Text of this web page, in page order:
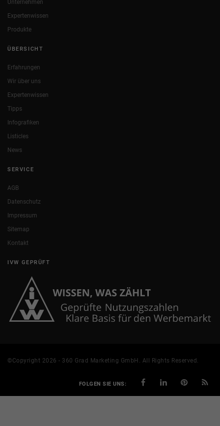
Unternehmen
Expertenwissen
Produkte
ÜBERSICHT
Erfahrungen
Wir über uns
Expertenwissen
Tipps
Infografiken
Listicles
News
SERVICE
AGB
Datenschutz
Impressum
Sitemap
Kontakt
IVW GEPRÜFT
©Copyright 2026 - 360 Grad Marketing GmbH. All Rights Reserved.
FOLGEN SIE UNS: